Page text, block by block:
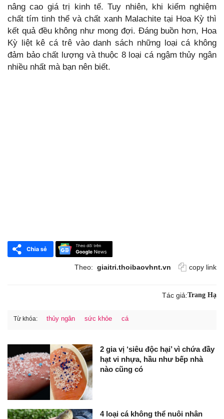
nâng cao giá trị kinh tế. Tuy nhiên, khi kiểm nghiệm
chất tím tinh thể và chất xanh Malachite tại Hoa Kỳ thì
kết quả đều không như mong đợi. Đáng buồn hơn, Hoa
Kỳ liệt kê cá trê vào danh sách những loại cá không
đảm bảo chất lượng và thuộc 8 loại cá ngậm thủy ngân
nhiều nhất mà bạn nên biết.
Theo: giaitri.thoibaovhnt.vn copy link
Tác giả:Trang Hạ
Từ khóa: thủy ngân sức khỏe cá
2 gia vị ‘siêu độc hại’ vì chứa đầy
hạt vi nhựa, hầu như bếp nhà
nào cũng có
4 loại cá không thể nuôi nhân